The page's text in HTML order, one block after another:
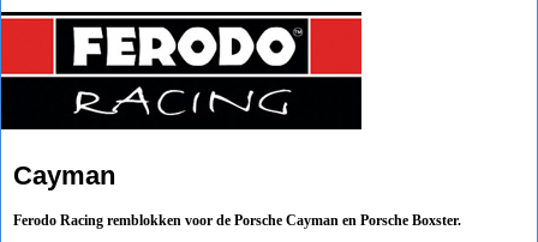
Cayman
Ferodo Racing remblokken voor de Porsche Cayman en Porsche Boxster.